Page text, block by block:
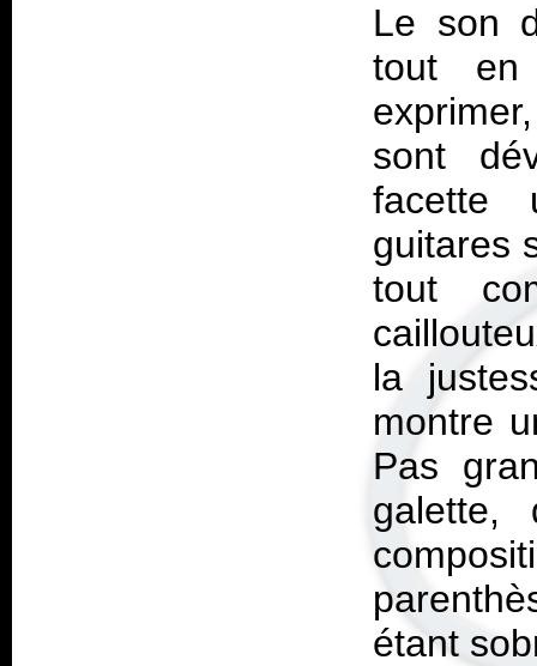
Le son
tout en
sont
facette
guitares
tout
la
montre
Pas
galette,
étant